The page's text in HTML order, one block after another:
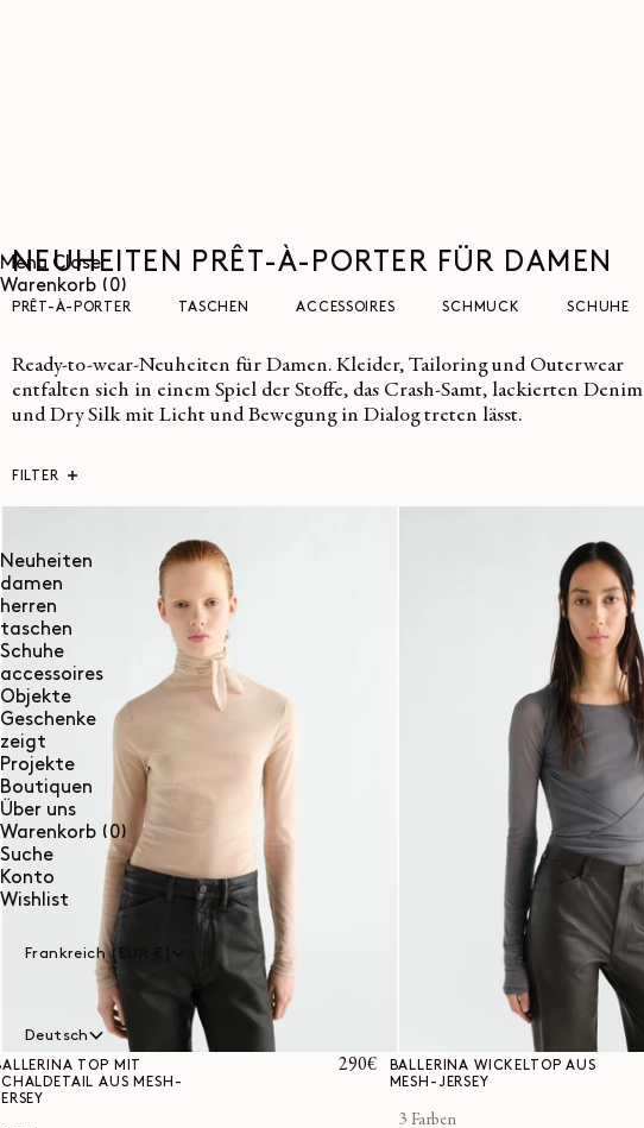
Menu Close
Warenkorb (0)
Artikel
Neuheiten
damen
herren
taschen
Schuhe
accessoires
Objekte
Geschenke
zeigt
Projekte
Boutiquen
Über uns
Warenkorb (0)
Artikel
Suche
Konto
Wishlist
Frankreich (EUR €)
Deutsch
NEUHEITEN PRÊT-À-PORTER FÜR DAMEN
PRÊT-À-PORTER TASCHEN ACCESSOIRES SCHMUCK SCHUHE
Ready-to-wear-Neuheiten für Damen. Kleider, Tailoring und Outerwear
entfalten sich in einem Spiel der Stoffe, das Crash-Samt, lackierten Denim
und Dry Silk mit Licht und Bewegung in Dialog treten lässt.
FILTER
TOP MIT
AUS MESH-
Normaler
290€
BALLERINA WICKELTOP AUS
MESH-JERSEY
3 Farben